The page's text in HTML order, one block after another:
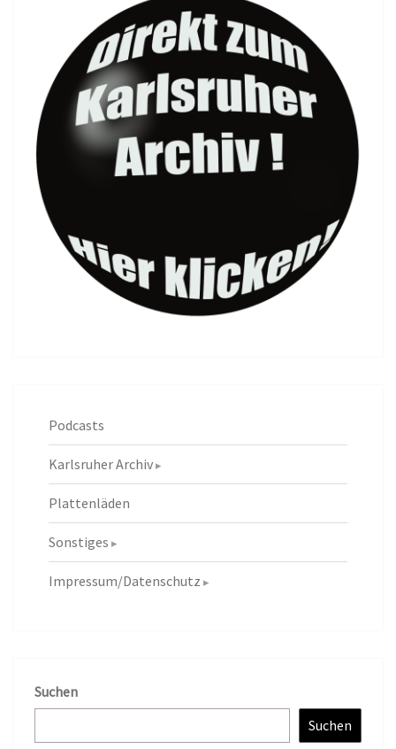
Podcasts
Karlsruher Archiv
Plattenläden
Sonstiges
Impressum/Datenschutz
Suchen
Suchen